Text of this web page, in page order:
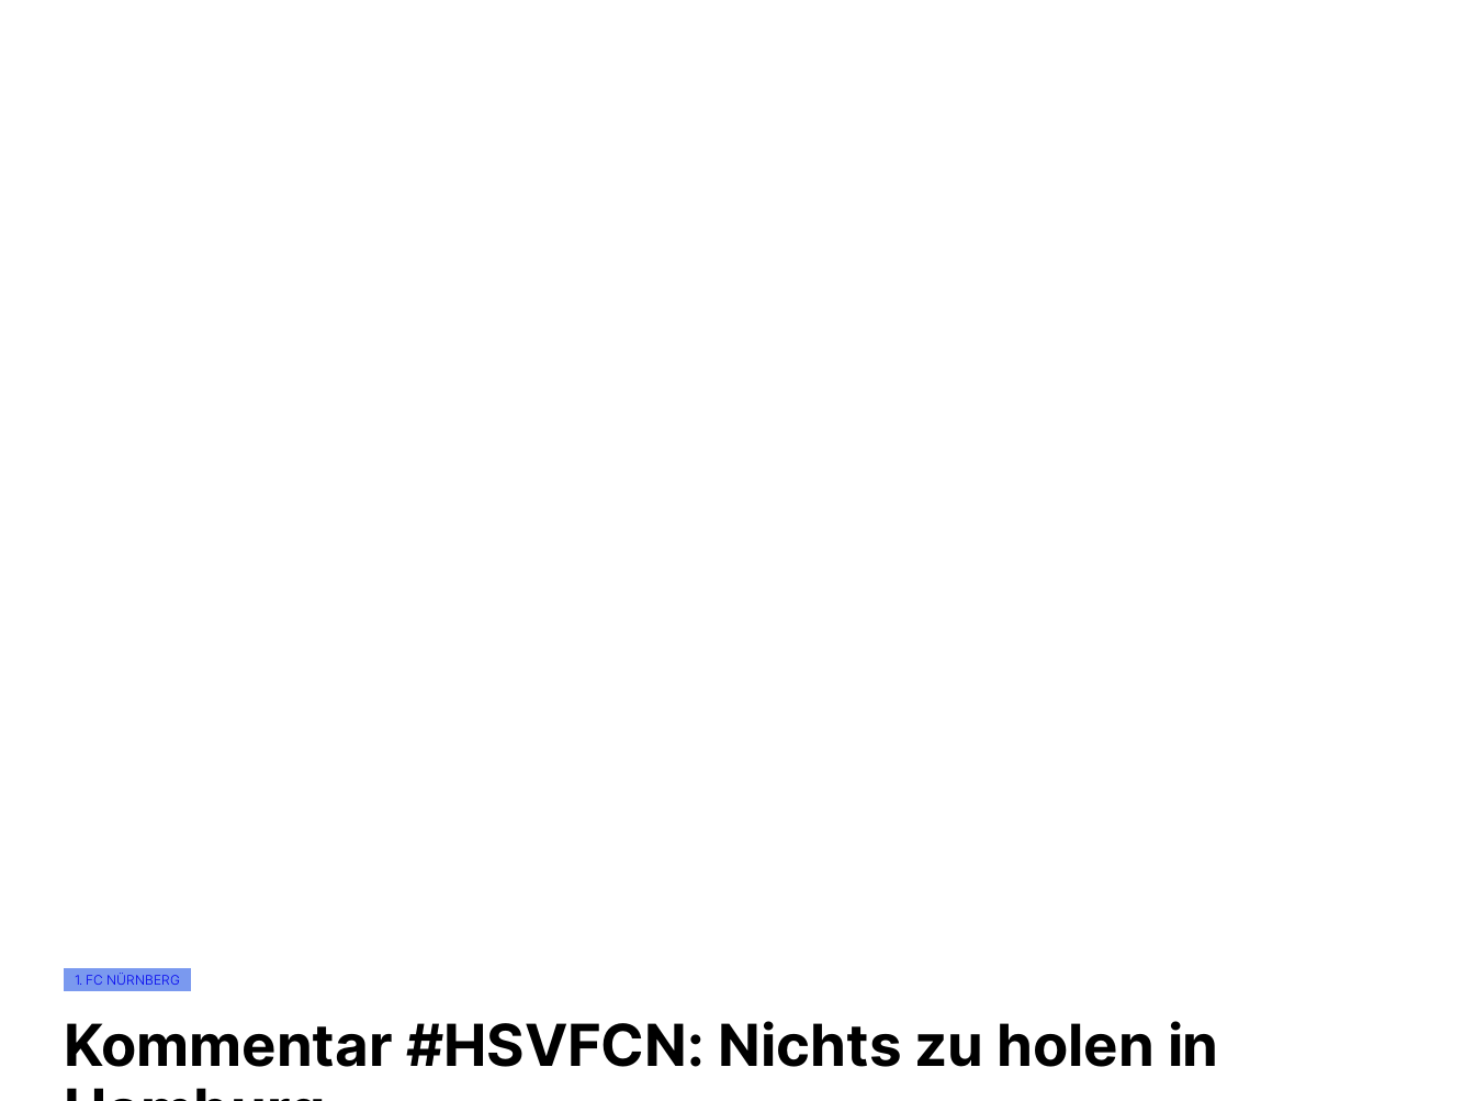
1. FC NÜRNBERG
Kommentar #HSVFCN: Nichts zu holen in